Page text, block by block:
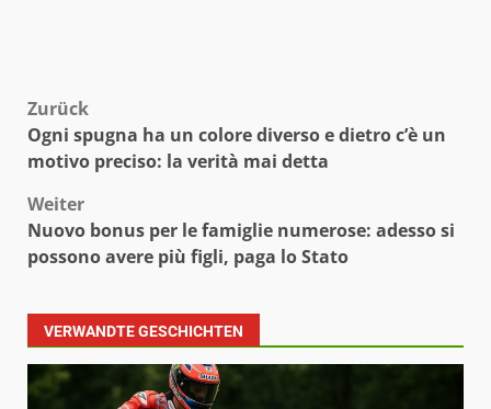
Beitragsnavigation
Zurück
Ogni spugna ha un colore diverso e dietro c’è un
motivo preciso: la verità mai detta
Weiter
Nuovo bonus per le famiglie numerose: adesso si
possono avere più figli, paga lo Stato
VERWANDTE GESCHICHTEN